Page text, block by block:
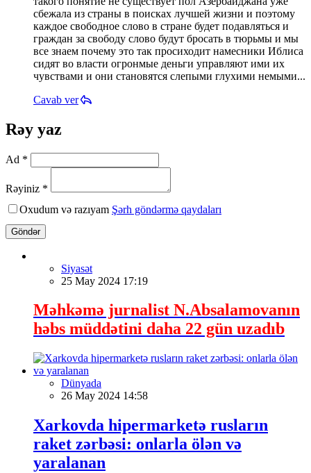
сбежала из страны в поисках лучшей жизни и поэтому
каждое свободное слово в стране будет подавляться и
граждан за свободу слово будут бросать в тюрьмы и мы
все знаем почему это так просиходит намесники Иблиса
сидят во власти огронмые деньги управляют ими их
чувствами и они становятся слепыми глухими немыми...
Cavab ver
Rəy yaz
Ad *
Rəyiniz *
Oxudum və razıyam Şərh göndərmə qaydaları
Göndər
Siyasət
25 May 2024 17:19
Məhkəmə jurnalist N.Absalamovanın
həbs müddətini daha 22 gün uzadıb
Dünyada
26 May 2024 14:58
Xarkovda hipermarketə rusların
raket zərbəsi: onlarla ölən və
yaralanan